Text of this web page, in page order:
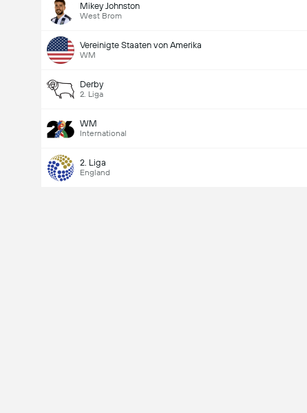
Mikey Johnston
West Brom
Vereinigte Staaten von Amerika
WM
Derby
2. Liga
WM
International
2. Liga
England